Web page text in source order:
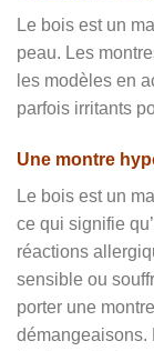
Le bois est un
peau. Les
les modèles en
parfois irritants
Une montre
Le bois est un
ce qui signifie
réactions
sensible ou
porter une
démangeaisons.